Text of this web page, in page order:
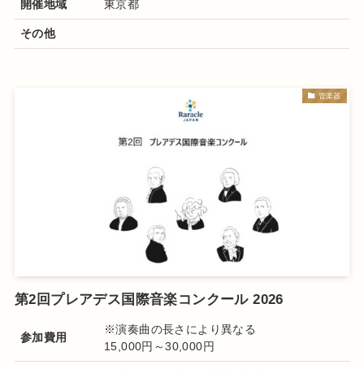
開催地域 東京都
その他
管楽器
第2回プレアデス国際音楽コンクール 2026
参加費用
※演奏曲の長さにより異なる
15,000円～30,000円